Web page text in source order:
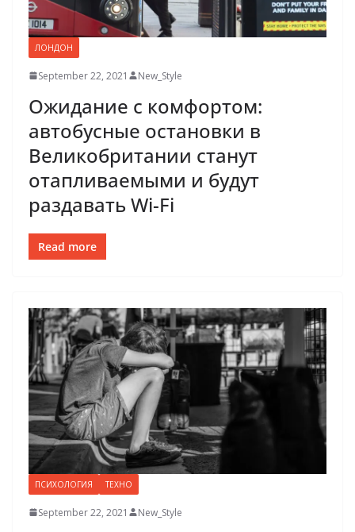
ЛОНДОН
September 22, 2021 New_Style
Ожидание с комфортом:
автобусные остановки в
Великобритании станут
отапливаемыми и будут
раздавать Wi-Fi
Read more
ПСИХОЛОГИЯ ТЕХНО
September 22, 2021 New_Style